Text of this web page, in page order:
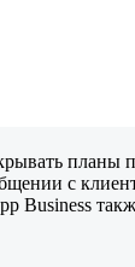
с
Business